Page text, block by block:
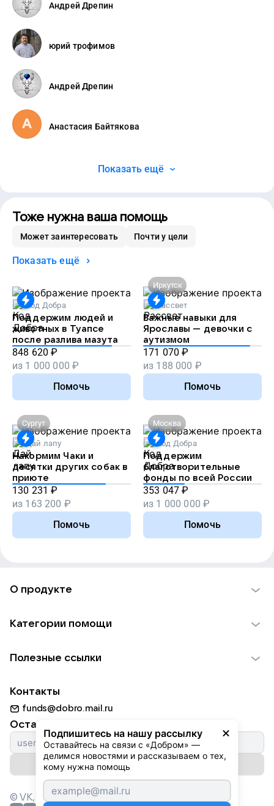
Андрей Дрепин
юрий трофимов
Андрей Дрепин
Анастасия Байтякова
Показать ещё
Тоже нужна ваша помощь
Может заинтересовать Почти у цели
Показать ещё
Код Добра
Поддержим людей и
животных в Туапсе
после разлива мазута
848 620 ₽
из 1 000 000 ₽
Помочь
Иркутск
Рассвет
Важные навыки для
Ярославы — девочки с
аутизмом
171 070 ₽
из 188 000 ₽
Помочь
Сургут
Дай лапу
Накормим Чаки и
десятки других собак в
приюте
130 231 ₽
из 163 200 ₽
Помочь
Москва
Код Добра
Поддержим
благотворительные
фонды по всей России
353 047 ₽
из 1 000 000 ₽
Помочь
Подпишитесь на нашу рассылку
Оставайтесь на связи с «Добром» —
делимся новостями и рассказываем о тех,
кому нужна помощь
О продукте
Использование материалов
Для НКО
Партнерам
Категории помощи
Пожилым
Животным
Природе
Культуре
Фондам
Полезные ссылки
Добрый день
Истории
Автоплатежи
Контакты
funds@dobro.mail.ru
Оставайтесь с нами
Подписаться на рассылку
© VK, 2026г. Все права защищены.